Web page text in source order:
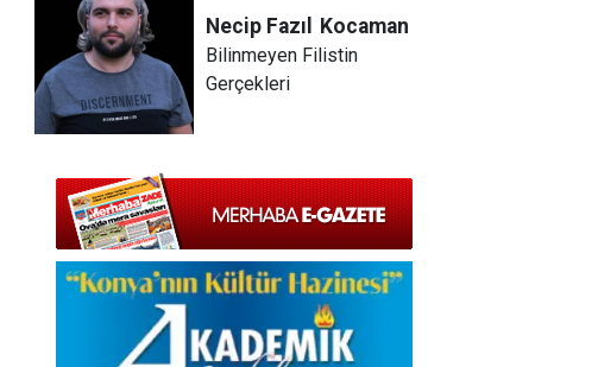
Necip Fazıl Kocaman
Bilinmeyen Filistin
Gerçekleri